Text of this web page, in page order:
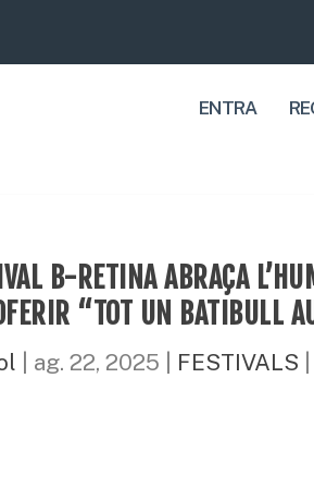
ENTRA
B-RETINA ABRAÇA
“TOT UN BATIBULL
ag. 22, 2025 FESTIVALS